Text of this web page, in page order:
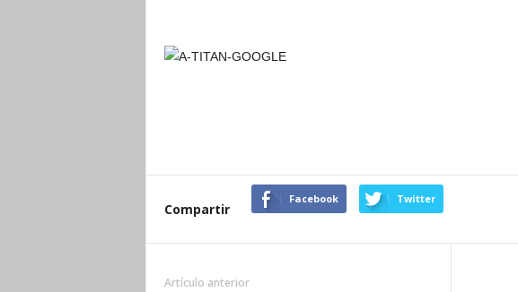
Compartir
Facebook Twitter
Artículo anterior